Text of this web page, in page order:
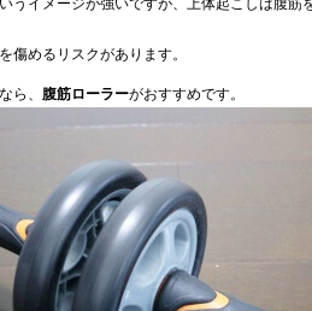
うイメージが強いですが、上体起こしは腹筋
傷めるリスクがあります。
ら、 腹筋ローラーがおすすめです。